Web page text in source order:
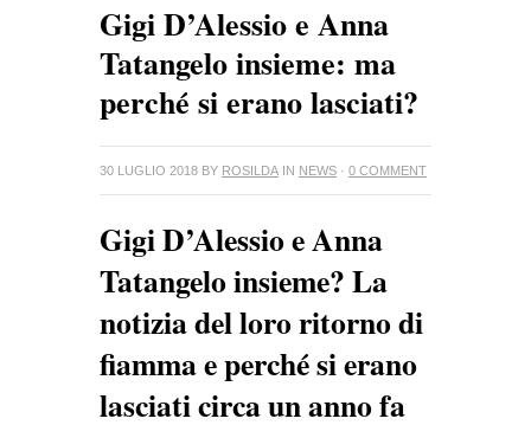
Gigi D’Alessio e Anna
Tatangelo insieme: ma
perché si erano lasciati?
30 LUGLIO 2018 BY ROSILDA IN NEWS · 0 COMMENT
Gigi D’Alessio e Anna
Tatangelo insieme? La
notizia del loro ritorno di
fiamma e perché si erano
lasciati circa un anno fa